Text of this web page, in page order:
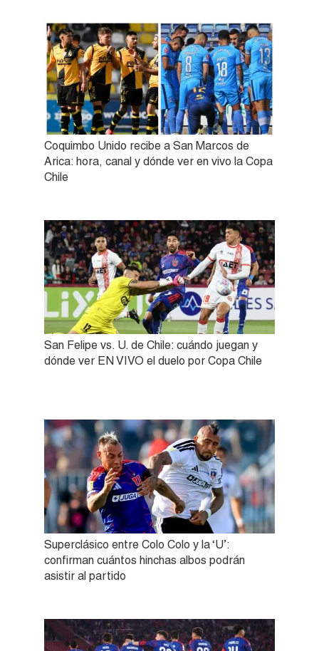
Coquimbo Unido recibe a San Marcos de
Arica: hora, canal y dónde ver en vivo la Copa
Chile
San Felipe vs. U. de Chile: cuándo juegan y
dónde ver EN VIVO el duelo por Copa Chile
Superclásico entre Colo Colo y la ‘U’:
confirman cuántos hinchas albos podrán
asistir al partido